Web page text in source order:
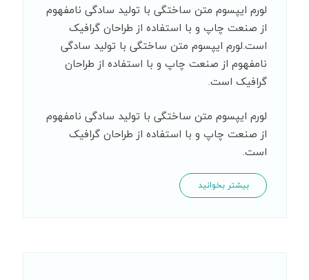
لورم ایپسوم متن ساختگی با تولید سادگی نامفهوم
از صنعت چاپ و با استفاده از طراحان گرافیک
است.لورم ایپسوم متن ساختگی با تولید سادگی
نامفهوم از صنعت چاپ و با استفاده از طراحان
گرافیک است.
لورم ایپسوم متن ساختگی با تولید سادگی نامفهوم
از صنعت چاپ و با استفاده از طراحان گرافیک
است.
بیشتر بخوانید